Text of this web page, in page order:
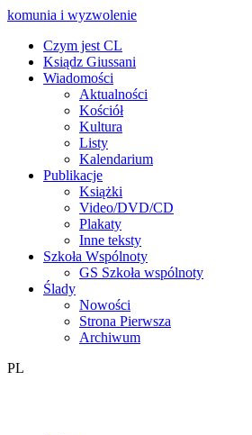
komunia i wyzwolenie
Czym jest CL
Ksiądz Giussani
Wiadomości
Aktualności
Kościół
Kultura
Listy
Kalendarium
Publikacje
Książki
Video/DVD/CD
Plakaty
Inne teksty
Szkoła Wspólnoty
GS Szkoła wspólnoty
Ślady
Nowości
Strona Pierwsza
Archiwum
PL